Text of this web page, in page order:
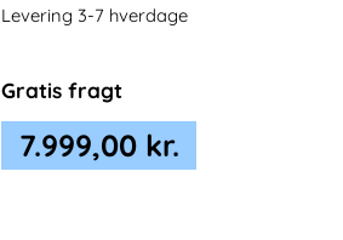
Levering 3-7 hverdage
Gratis fragt
7.999,00 kr.